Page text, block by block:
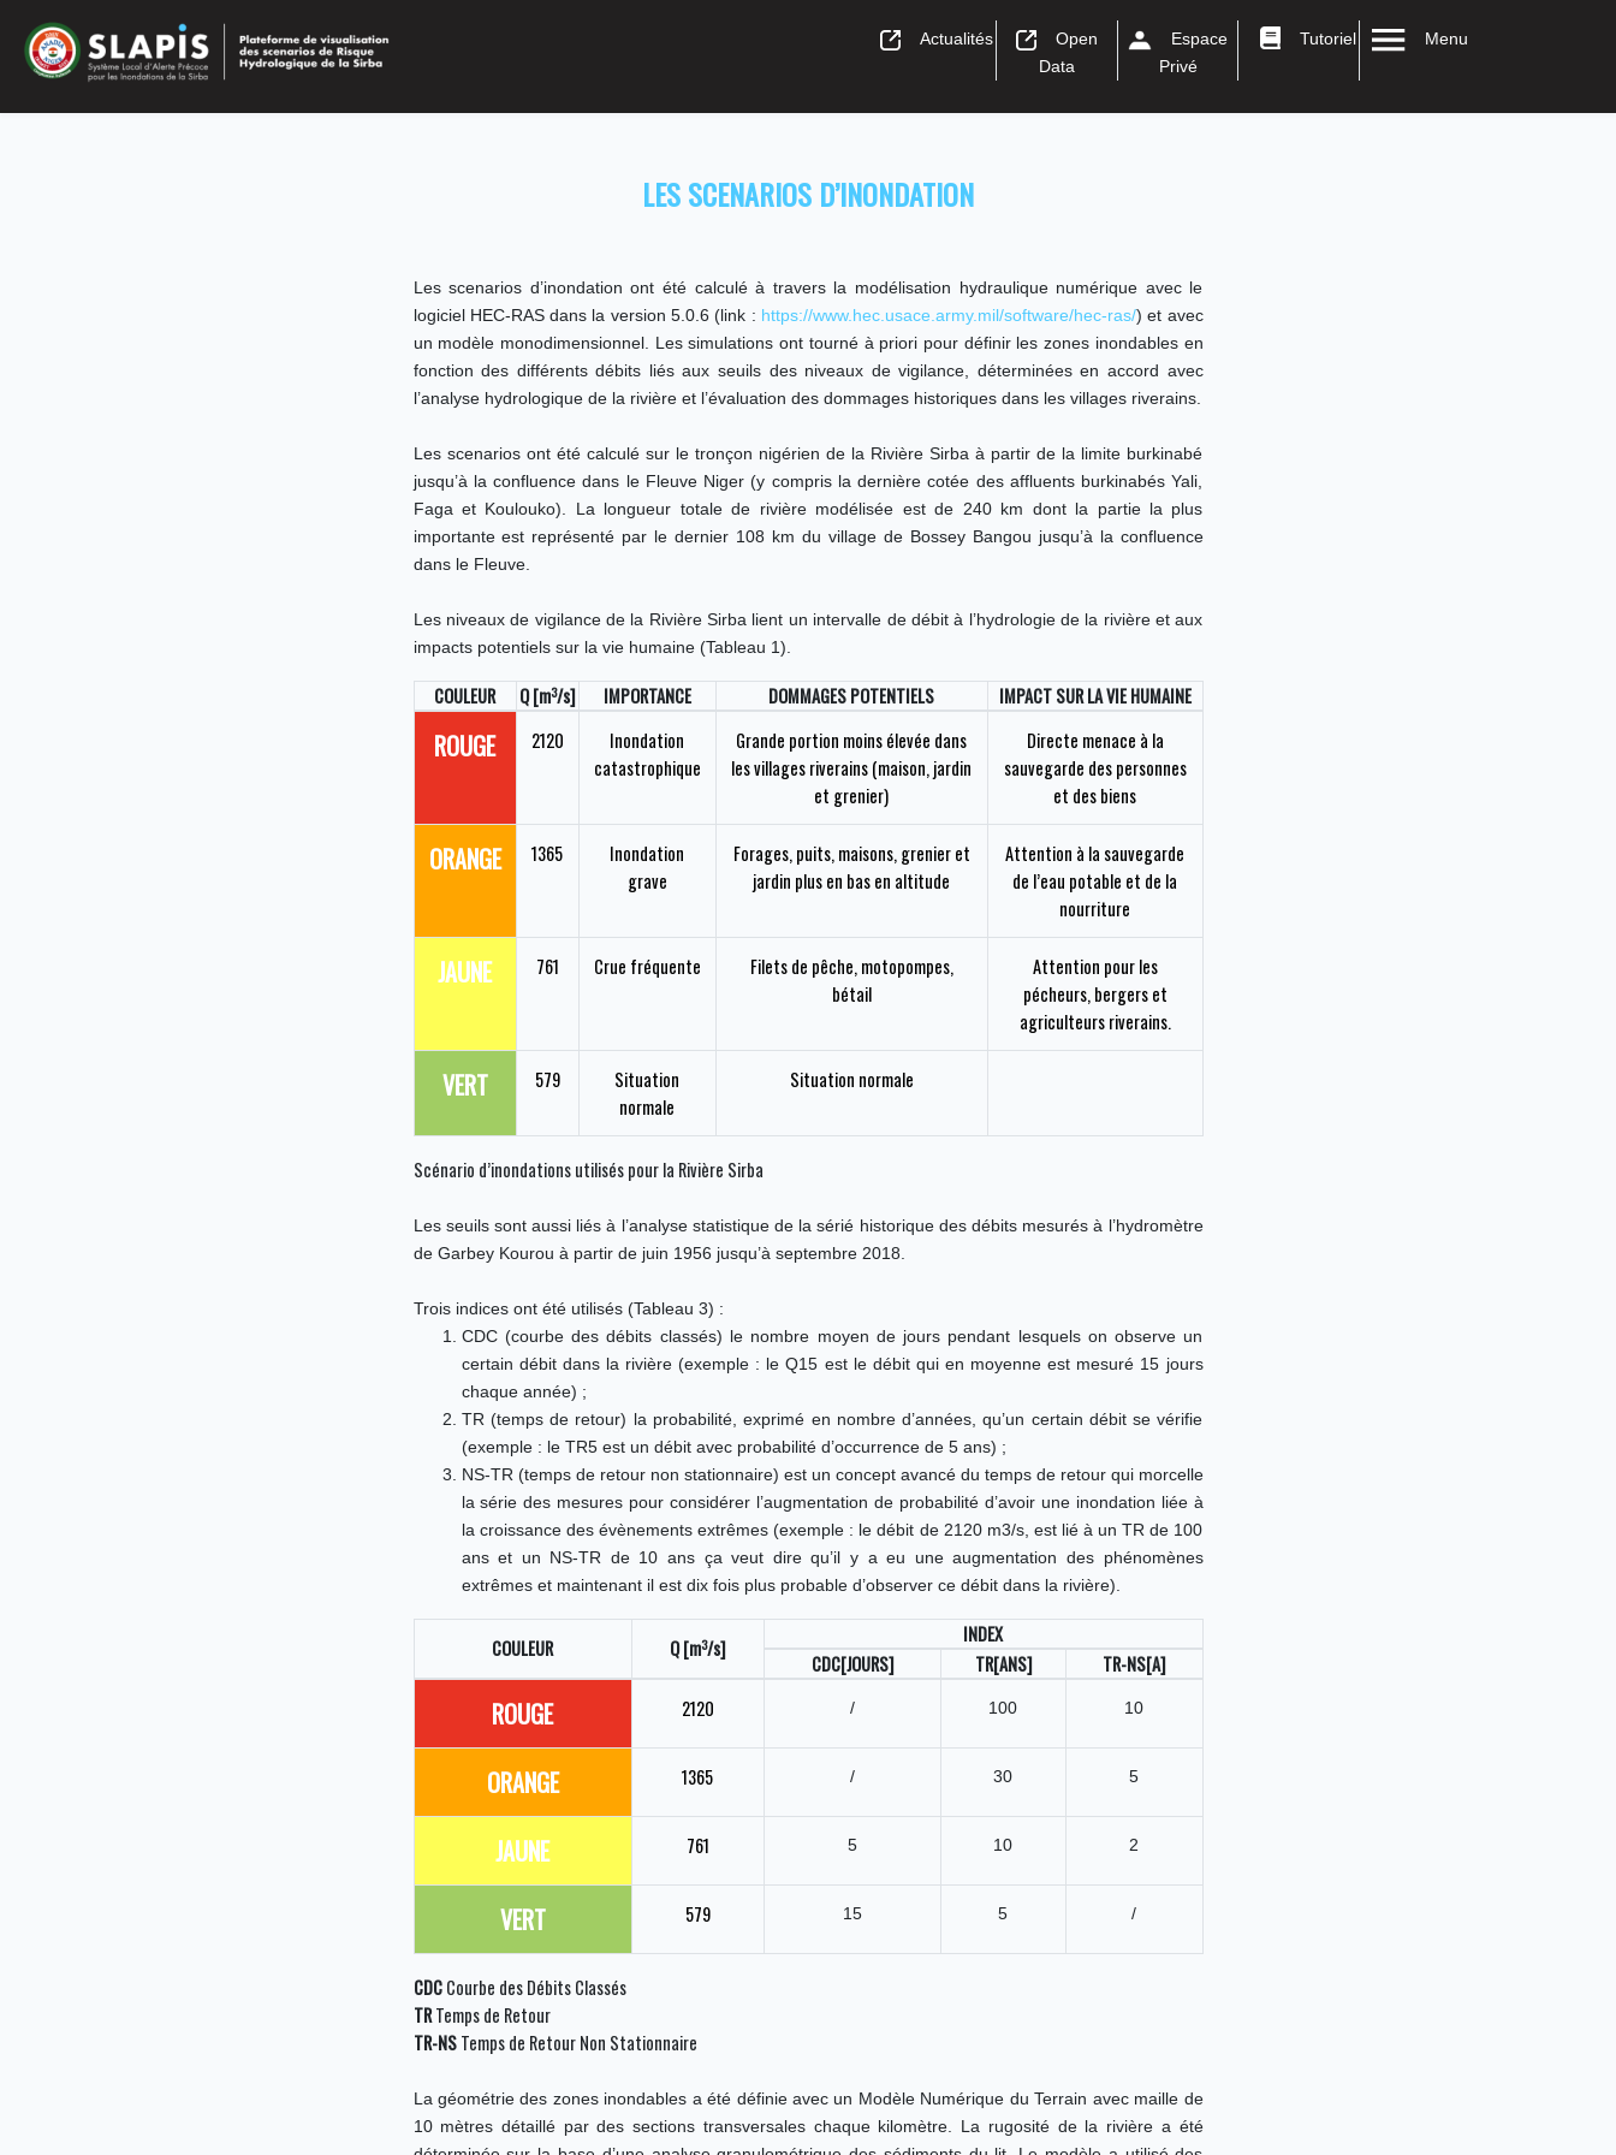
Actualités
Open
Data
Espace
Privé
Tutoriel Menu
LES SCENARIOS D’INONDATION
Les scenarios d’inondation ont été calculé à travers la modélisation hydraulique numérique avec le
logiciel HEC-RAS dans la version 5.0.6 (link : https://www.hec.usace.army.mil/software/hec-ras/) et avec
un modèle monodimensionnel. Les simulations ont tourné à priori pour définir les zones inondables en
fonction des différents débits liés aux seuils des niveaux de vigilance, déterminées en accord avec
l’analyse hydrologique de la rivière et l’évaluation des dommages historiques dans les villages riverains.
Les scenarios ont été calculé sur le tronçon nigérien de la Rivière Sirba à partir de la limite burkinabé
jusqu’à la confluence dans le Fleuve Niger (y compris la dernière cotée des affluents burkinabés Yali,
Faga et Koulouko). La longueur totale de rivière modélisée est de 240 km dont la partie la plus
importante est représenté par le dernier 108 km du village de Bossey Bangou jusqu’à la confluence
dans le Fleuve.
Les niveaux de vigilance de la Rivière Sirba lient un intervalle de débit à l’hydrologie de la rivière et aux
impacts potentiels sur la vie humaine (Tableau 1).
COULEUR Q [m3/s] IMPORTANCE DOMMAGES POTENTIELS IMPACT SUR LA VIE HUMAINE
ROUGE 2120
Inondation
catastrophique
Grande portion moins élevée dans
les villages riverains (maison, jardin
et grenier)
Directe menace à la
sauvegarde des personnes
et des biens
ORANGE 1365
Inondation
grave
Forages, puits, maisons, grenier et
jardin plus en bas en altitude
Attention à la sauvegarde
de l’eau potable et de la
nourriture
JAUNE 761 Crue fréquente
Filets de pêche, motopompes,
bétail
Attention pour les
pécheurs, bergers et
agriculteurs riverains.
VERT 579
Situation
normale
Situation normale
Scénario d’inondations utilisés pour la Rivière Sirba
Les seuils sont aussi liés à l’analyse statistique de la sérié historique des débits mesurés à l’hydromètre
de Garbey Kourou à partir de juin 1956 jusqu’à septembre 2018.
Trois indices ont été utilisés (Tableau 3) :
CDC (courbe des débits classés) le nombre moyen de jours pendant lesquels on observe un
certain débit dans la rivière (exemple : le Q15 est le débit qui en moyenne est mesuré 15 jours
chaque année) ;
TR (temps de retour) la probabilité, exprimé en nombre d’années, qu’un certain débit se vérifie
(exemple : le TR5 est un débit avec probabilité d’occurrence de 5 ans) ;
NS-TR (temps de retour non stationnaire) est un concept avancé du temps de retour qui morcelle
la série des mesures pour considérer l’augmentation de probabilité d’avoir une inondation liée à
la croissance des évènements extrêmes (exemple : le débit de 2120 m3/s, est lié à un TR de 100
ans et un NS-TR de 10 ans ça veut dire qu’il y a eu une augmentation des phénomènes
extrêmes et maintenant il est dix fois plus probable d’observer ce débit dans la rivière).
COULEUR Q [m3/s]
INDEX
CDC[JOURS]
TR[ANS] TR-NS[A]
ROUGE 2120 / 100 10
ORANGE 1365 / 30 5
JAUNE 761 5 10 2
VERT 579 15 5 /
CDCCourbe des Débits Classés
TRTemps de Retour
TR-NSTemps de Retour Non Stationnaire
La géométrie des zones inondables a été définie avec un Modèle Numérique du Terrain avec maille de
10 mètres détaillé par des sections transversales chaque kilomètre. La rugosité de la rivière a été